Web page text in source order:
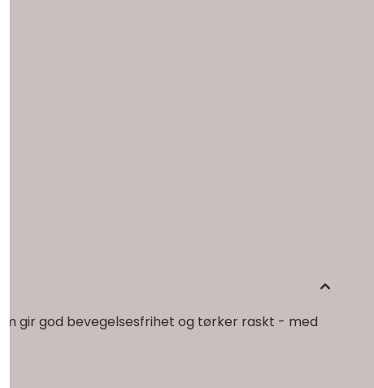
gir god bevegelsesfrihet og tørker raskt - med